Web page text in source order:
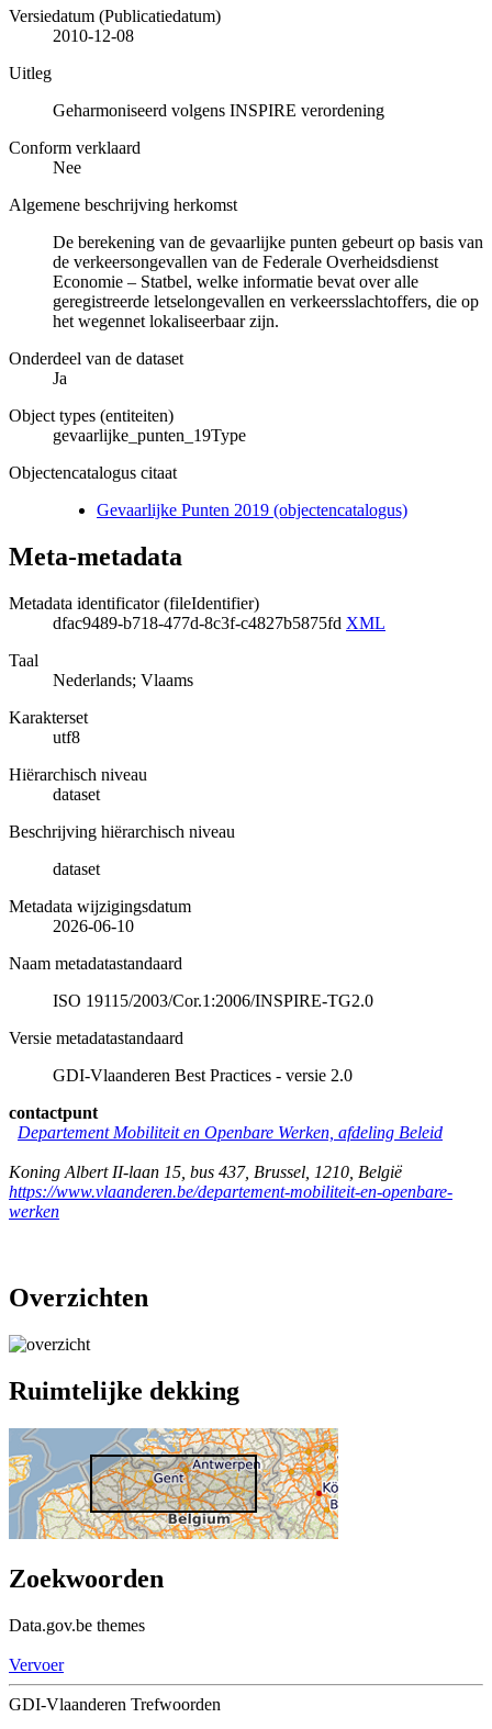
Versiedatum (Publicatiedatum)
2010-12-08
Uitleg
Geharmoniseerd volgens INSPIRE verordening
Conform verklaard
Nee
Algemene beschrijving herkomst
De berekening van de gevaarlijke punten gebeurt op basis van
de verkeersongevallen van de Federale Overheidsdienst
Economie – Statbel, welke informatie bevat over alle
geregistreerde letselongevallen en verkeersslachtoffers, die op
het wegennet lokaliseerbaar zijn.
Onderdeel van de dataset
Ja
Object types (entiteiten)
gevaarlijke_punten_19Type
Objectencatalogus citaat
Gevaarlijke Punten 2019 (objectencatalogus)
Meta-metadata
Metadata identificator (fileIdentifier)
dfac9489-b718-477d-8c3f-c4827b5875fd XML
Taal
Nederlands; Vlaams
Karakterset
utf8
Hiërarchisch niveau
dataset
Beschrijving hiërarchisch niveau
dataset
Metadata wijzigingsdatum
2026-06-10
Naam metadatastandaard
ISO 19115/2003/Cor.1:2006/INSPIRE-TG2.0
Versie metadatastandaard
GDI-Vlaanderen Best Practices - versie 2.0
contactpunt
Departement Mobiliteit en Openbare Werken, afdeling Beleid
Koning Albert II-laan 15, bus 437, Brussel 1210 België
https://www.vlaanderen.be/departement-mobiliteit-en-openbare-
werken
Overzichten
Ruimtelijke dekking
Zoekwoorden
Data.gov.be themes
Vervoer
GDI-Vlaanderen Trefwoorden